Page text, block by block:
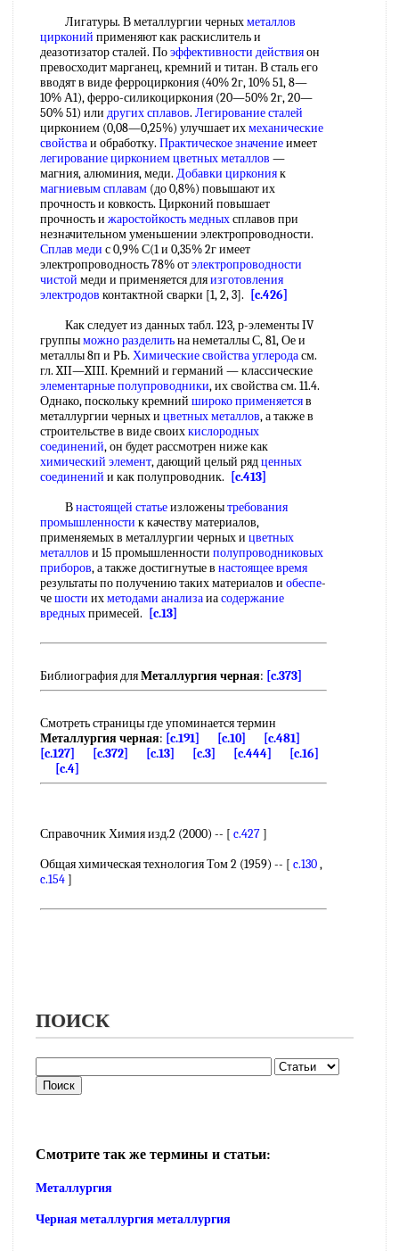
Лигатуры. В металлургии черныхметаллов
цирконий применяют как раскислитель и
деазотизатор сталей. Поэффективности действияон
превосходит марганец, кремний и титан. В сталь его
вводят в виде ферроциркония (40% 2г, 10% 51, 8—
10% А1), ферро-силикоциркония (20—50% 2г, 20—
50% 51) или других сплавов. Легирование сталей
цирконием (0,08—0,25%) улучшает ихмеханические
свойстваи обработку. Практическое значениеимеет
легирование циркониемцветных металлов —
магния, алюминия, меди. Добавки цирконияк
магниевым сплавам (до 0,8%) повышают их
прочность и ковкость. Цирконий повышает
прочность и жаростойкость медныхсплавов при
незначительном уменьшении электропроводности.
Сплав меди с 0,9% С(1 и 0,35% 2г имеет
электропроводность 78% отэлектропроводности
чистой меди и применяется дляизготовления
электродов контактной сварки [1, 2, 3].
[c.426]
Как следует из данных табл. 123, р-элементы IV
группыможно разделитьна неметаллы С, 81, Ое и
металлы 8п и РЬ. Химические свойства углеродасм.
гл. XII—XIII. Кремний и германий — классические
элементарные полупроводники, их свойства см. 11.4.
Однако, поскольку кремний широко применяетсяв
металлургии черных и цветных металлов, а также в
строительстве в виде своихкислородных
соединений, он будет рассмотрен ниже как
химический элемент, дающий целый рядценных
соединений и как полупроводник.
[c.413]
Внастоящей статьеизложенытребования
промышленности к качеству материалов,
применяемых в металлургии черных и цветных
металлов и 15 промышленности полупроводниковых
приборов, а также достигнутые в настоящее время
результаты по получению таких материалов и обеспе-
чешости ихметодами анализаиасодержание
вредныхпримесей. [c.13]
Библиография дляМеталлургия черная: [c.373]
Смотреть страницы где упоминается термин
Металлургия черная: [c.191] [c.10]
[c.481]
[c.127]
[c.372] [c.13] [c.3] [c.444]
[c.16]
[c.4]
Справочник Химия изд.2 (2000) -- [ c.427]
Общая химическая технология Том 2 (1959) -- [ c.130,
c.154]
ПОИСК
Смотрите так же термины и статьи:
Металлургия
Черная металлургия металлургия